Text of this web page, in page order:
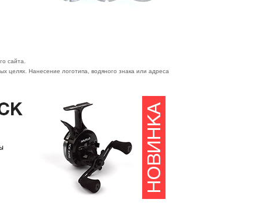
сайта.
целях. Нанесение логотипа, водяного знака или адреса